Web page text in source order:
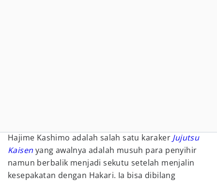
Hajime Kashimo adalah salah satu karaker Jujutsu
Kaisen yang awalnya adalah musuh para penyihir
namun berbalik menjadi sekutu setelah menjalin
kesepakatan dengan Hakari. Ia bisa dibilang